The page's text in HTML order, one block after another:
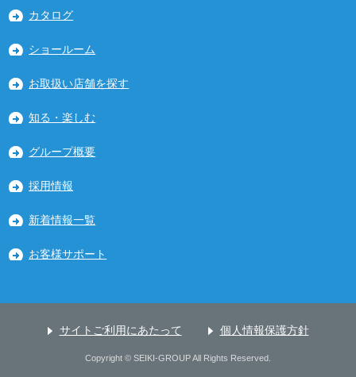
カタログ
ショールーム
お取扱い店舗を探す
知る・楽しむ
グループ概要
採用情報
新着情報一覧
お客様サポート
サイトご利用にあたって 個人情報保護方針
Copyright © SEIKI-GROUP All Rights Reserved.